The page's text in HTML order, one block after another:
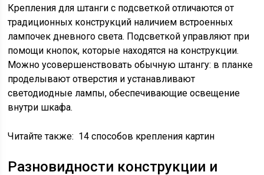
Крепления для штанги с подсветкой отличаются от
традиционных конструкций наличием встроенных
лампочек дневного света. Подсветкой управляют при
помощи кнопок, которые находятся на конструкции.
Можно усовершенствовать обычную штангу: в планке
проделывают отверстия и устанавливают
светодиодные лампы, обеспечивающие освещение
внутри шкафа.
Читайте также: 14 способов крепления картин
Разновидности конструкции и